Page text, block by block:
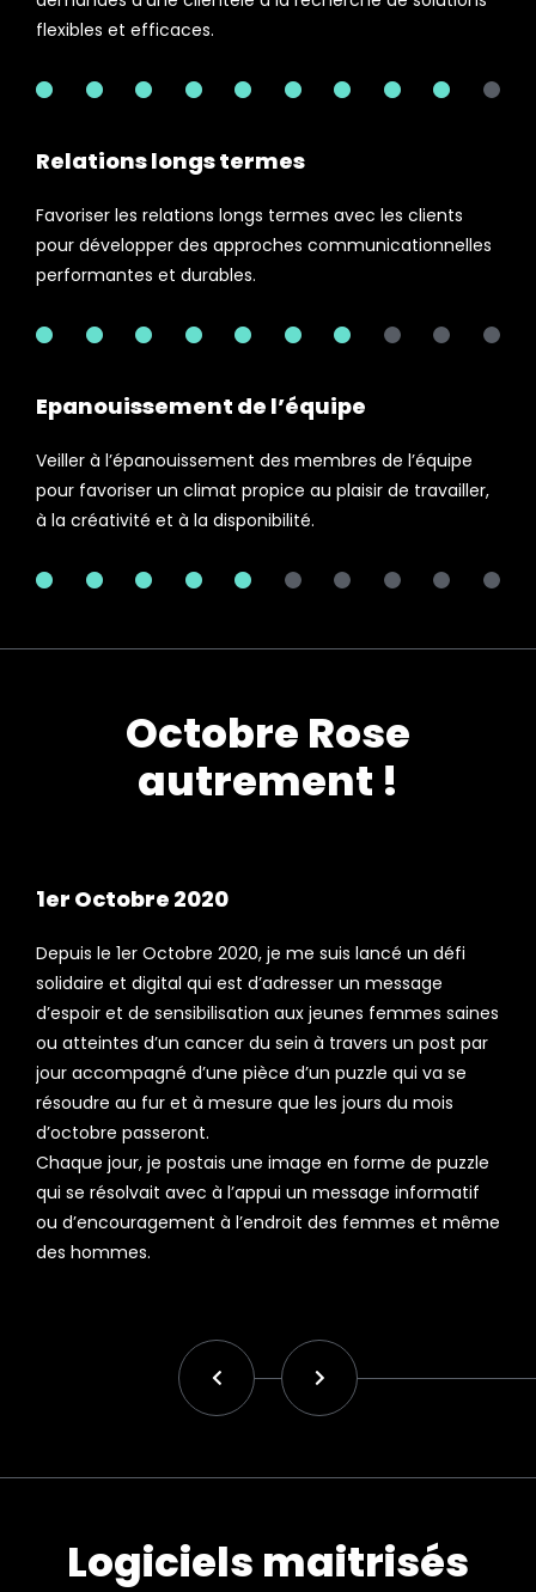
flexibles et efficaces.
Relations longs termes
Favoriser les relations longs termes avec les clients
pour développer des approches communicationnelles
performantes et durables.
Epanouissement de l’équipe
Veiller à l’épanouissement des membres de l’équipe
pour favoriser un climat propice au plaisir de travailler,
à la créativité et à la disponibilité.
Octobre Rose
autrement !
1er Octobre 2020
Depuis le 1er Octobre 2020, je me suis lancé un défi
solidaire et digital qui est d’adresser un message
d’espoir et de sensibilisation aux jeunes femmes saines
ou atteintes d’un cancer du sein à travers un post par
jour accompagné d’une pièce d’un puzzle qui va se
résoudre au fur et à mesure que les jours du mois
d’octobre passeront.
Chaque jour, je postais une image en forme de puzzle
qui se résolvait avec à l’appui un message informatif
ou d’encouragement à l’endroit des femmes et même
des hommes.
Logiciels maitrisés